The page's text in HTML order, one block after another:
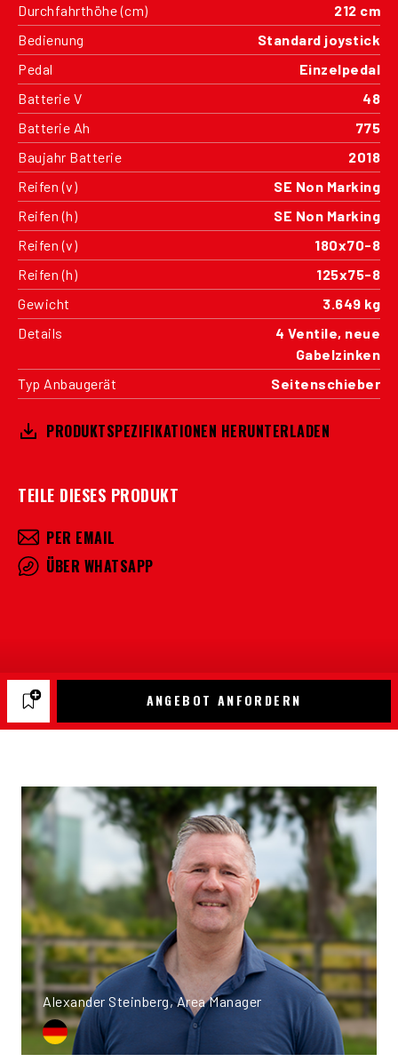
Durchfahrthöhe (cm)
212 cm
Bedienung
Standard joystick
Pedal
Einzelpedal
Batterie V
48
Batterie Ah
775
Baujahr Batterie
2018
Reifen (v)
SE Non Marking
Reifen (h)
SE Non Marking
Reifen (v)
180x70-8
Reifen (h)
125x75-8
Gewicht
3.649 kg
Details
4 Ventile, neue
Gabelzinken
Typ Anbaugerät
Seitenschieber
PRODUKTSPEZIFIKATIONEN HERUNTERLADEN
TEILE DIESES PRODUKT
PER EMAIL
ÜBER WHATSAPP
ANGEBOT ANFORDERN
Alexander Steinberg, Area Manager